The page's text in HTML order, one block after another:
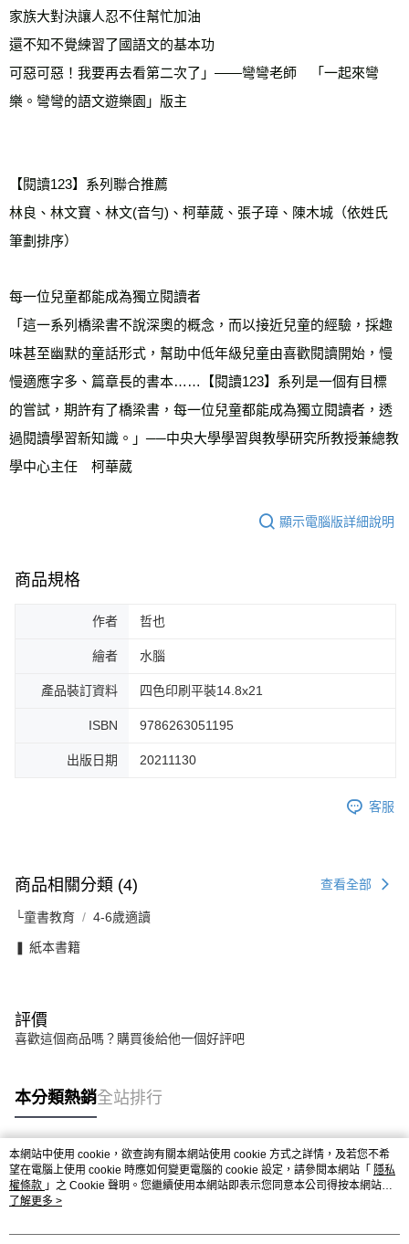
家族大對決讓人忍不住幫忙加油
還不知不覺練習了國語文的基本功
可惡可惡！我要再去看第二次了」——彎彎老師　「一起來彎
樂。彎彎的語文遊樂園」版主
【閱讀123】系列聯合推薦
林良、林文寶、林文(音勻)、柯華葳、張子璋、陳木城（依姓氏
筆劃排序）
每一位兒童都能成為獨立閱讀者
「這一系列橋梁書不說深奧的概念，而以接近兒童的經驗，採趣
味甚至幽默的童話形式，幫助中低年級兒童由喜歡閱讀開始，慢
慢適應字多、篇章長的書本……【閱讀123】系列是一個有目標
的嘗試，期許有了橋梁書，每一位兒童都能成為獨立閱讀者，透
過閱讀學習新知識。」──中央大學學習與教學研究所教授兼總教
學中心主任　柯華葳
顯示電腦版詳細說明
商品規格
作者 哲也
繪者 水腦
產品裝訂資料 四色印刷平裝14.8x21
ISBN 9786263051195
出版日期 20211130
客服
商品相關分類 (4) 查看全部
└童書教育 4-6歲適讀
❚ 紙本書籍
評價
喜歡這個商品嗎？購買後給他一個好評吧
本分類熱銷全站排行
熱門標籤
本網站中使用 cookie，欲查詢有關本網站使用 cookie 方式之詳情，及若您不希
望在電腦上使用 cookie 時應如何變更電腦的 cookie 設定，請參閱本網站「 隱私
權條款 」之 Cookie 聲明。您繼續使用本網站即表示您同意本公司得按本網站使
用條款之 Cookie 聲明使用 cookie。
了解更多 >